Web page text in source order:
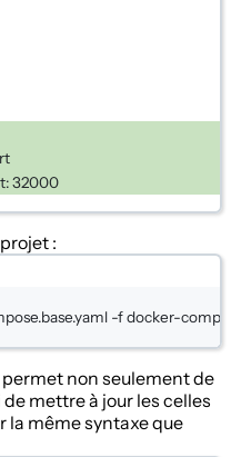
32000
:
-fdocker-
non seulement de
mettre à jour les celles
la même syntaxe que